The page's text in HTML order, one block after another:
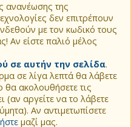
ανανέωσης της
δεν επιτρέπουν
με τον κωδικό τους
Αν είστε παλιό μέλος
σε αυτήν την σελίδα.
σε λίγα λεπτά θα λάβετε
ακολουθήσετε τις
(αν αργείτε να το λάβετε
Αν αντιμετωπίσετε
μαζί μας.